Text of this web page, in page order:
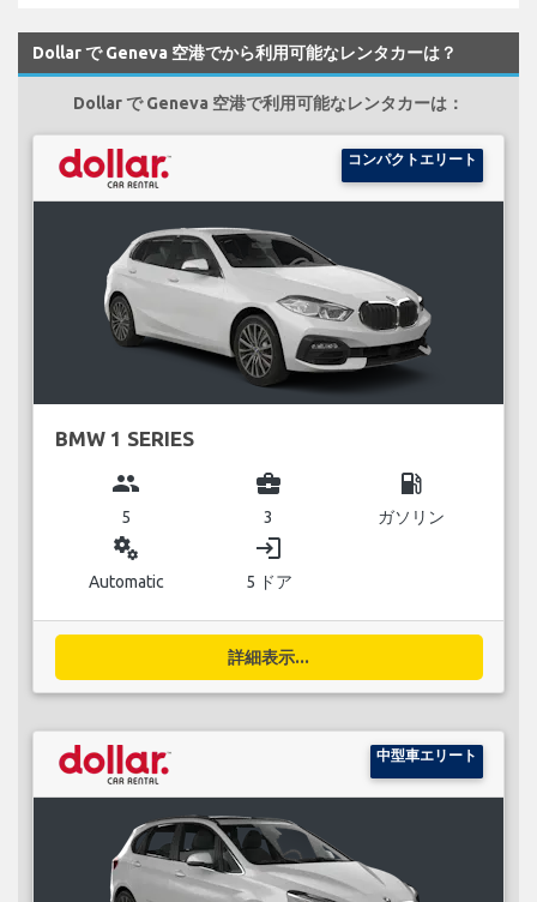
Dollar で Geneva 空港でから利用可能なレンタカーは？
Dollar で Geneva 空港で利用可能なレンタカーは：
コンパクトエリート
BMW 1 SERIES
group
5
business_center
3
local_gas_station
ガソリン
miscellaneous_services
Automatic
login
5 ドア
詳細表示...
中型車エリート